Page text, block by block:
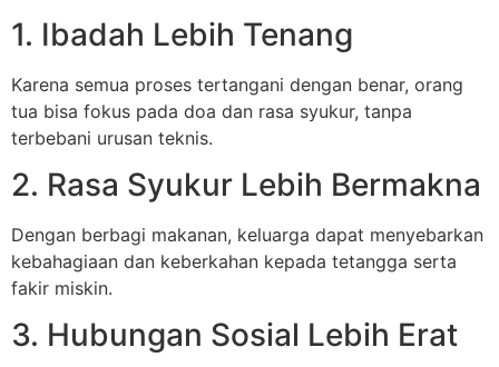
1. Ibadah Lebih Tenang
Karena semua proses tertangani dengan benar, orang
tua bisa fokus pada doa dan rasa syukur, tanpa
terbebani urusan teknis.
2. Rasa Syukur Lebih Bermakna
Dengan berbagi makanan, keluarga dapat menyebarkan
kebahagiaan dan keberkahan kepada tetangga serta
fakir miskin.
3. Hubungan Sosial Lebih Erat